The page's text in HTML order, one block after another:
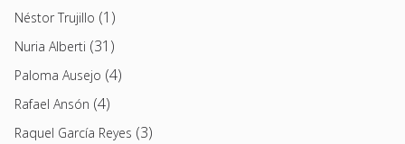
Néstor Trujillo (1)
Nuria Alberti (31)
Paloma Ausejo (4)
Rafael Ansón (4)
Raquel García Reyes (3)